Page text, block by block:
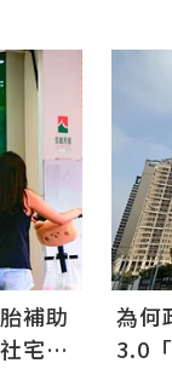
補助
宅僅
為何
3.0